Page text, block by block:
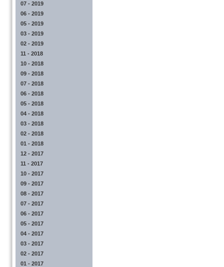
07 - 2019
06 - 2019
05 - 2019
03 - 2019
02 - 2019
11 - 2018
10 - 2018
09 - 2018
07 - 2018
06 - 2018
05 - 2018
04 - 2018
03 - 2018
02 - 2018
01 - 2018
12 - 2017
11 - 2017
10 - 2017
09 - 2017
08 - 2017
07 - 2017
06 - 2017
05 - 2017
04 - 2017
03 - 2017
02 - 2017
01 - 2017